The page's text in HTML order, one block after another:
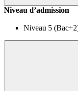
Niveau d’admission
Niveau 5